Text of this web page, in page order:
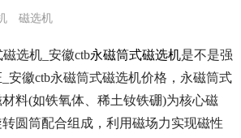
磁选机
选机_安徽ctb永磁筒式磁选机是不是强
安徽ctb永磁筒式磁选机价格，永磁筒式
料(如铁氧体、稀土钕铁硼)为核心磁
圆筒配合组成，利用磁场力实现磁性